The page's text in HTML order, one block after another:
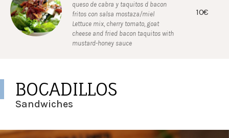
queso de cabra y taquitos d bacon
fritos con salsa mostaza/miel
Lettuce mix, cherry tomato, goat
cheese and fried bacon taquitos with
mustard-honey sauce
10€
BOCADILLOS
Sandwiches